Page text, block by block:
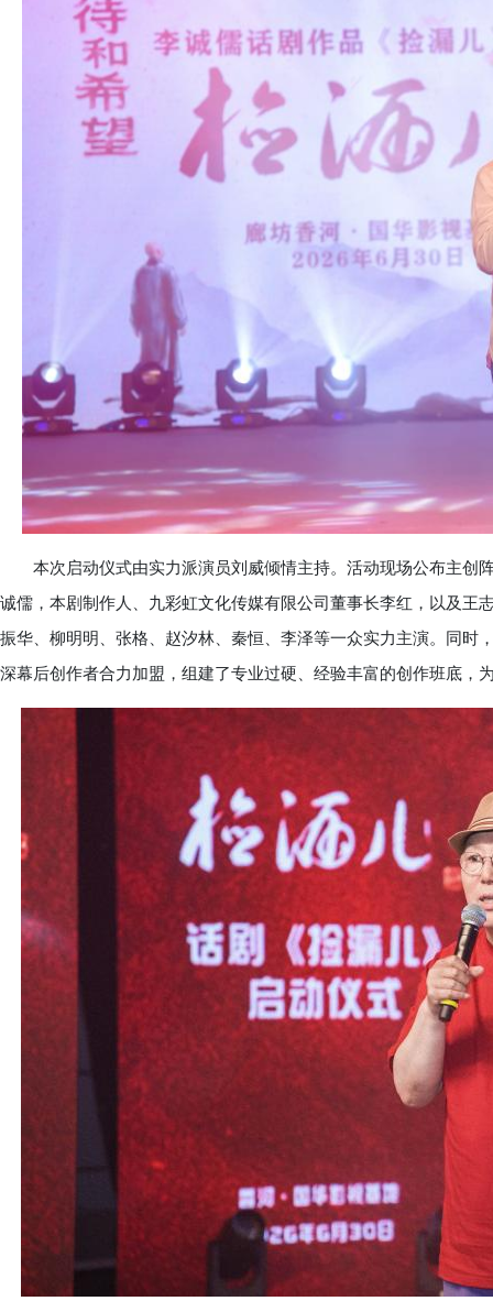
本次启动仪式由实力派演员刘威倾情主持。活动现场公布主创
诚儒，本剧制作人、九彩虹文化传媒有限公司董事长李红，以及王
振华、柳明明、张格、赵汐林、秦恒、李泽等一众实力主演。同时
深幕后创作者合力加盟，组建了专业过硬、经验丰富的创作班底，